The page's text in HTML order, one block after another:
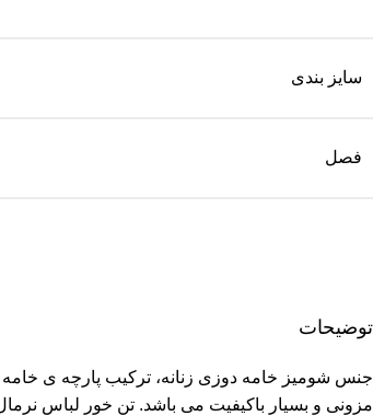
سایز بندی
فصل
توضیحات
جنس شومیز خامه دوزی زنانه، ترکیب پارچه ی
مزونی و‌ بسیار باکیفیت می باشد. تن خور لباس نرمال (فری